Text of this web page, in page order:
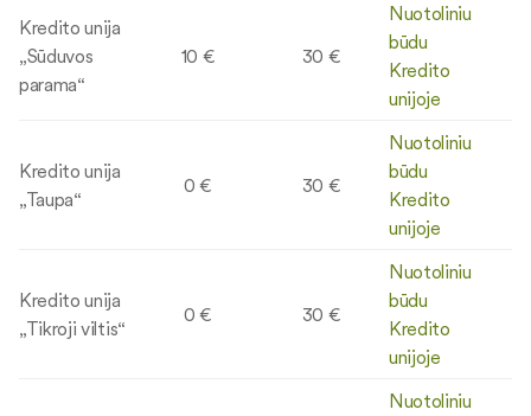
Kredito unija
„Sūduvos
parama“
10 € 30 €
Nuotoliniu
būdu
Kredito
unijoje
Kredito unija
„Taupa“
0 € 30 €
Nuotoliniu
būdu
Kredito
unijoje
Kredito unija
„Tikroji viltis“
0 € 30 €
Nuotoliniu
būdu
Kredito
unijoje
Nuotoliniu